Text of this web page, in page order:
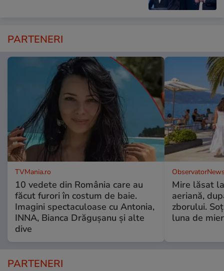
PARTENERI
TVMania.ro
10 vedete din România care au
făcut furori în costum de baie.
Imagini spectaculoase cu Antonia,
INNA, Bianca Drăgușanu și alte
dive
Mire lăsat
aeriană,
zborului.
luna de
PARTENERI